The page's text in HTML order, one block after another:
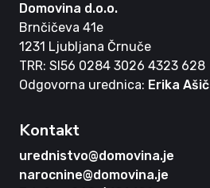
Domovina d.o.o.
Brnčičeva 41e
1231 Ljubljana Črnuče
TRR: SI56 0284 3026 4323 628
Odgovorna urednica: Erika Ašič
Kontakt
urednistvo@domovina.je
narocnine@domovina.je